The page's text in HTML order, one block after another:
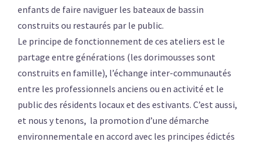
enfants de faire naviguer les bateaux de bassin
construits ou restaurés par le public.
Le principe de fonctionnement de ces ateliers est le
partage entre générations (les dorimousses sont
construits en famille), l’échange inter-communautés
entre les professionnels anciens ou en activité et le
public des résidents locaux et des estivants. C’est aussi,
et nous y tenons, la promotion d’une démarche
environnementale en accord avec les principes édictés